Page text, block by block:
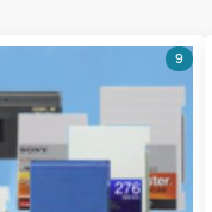
9